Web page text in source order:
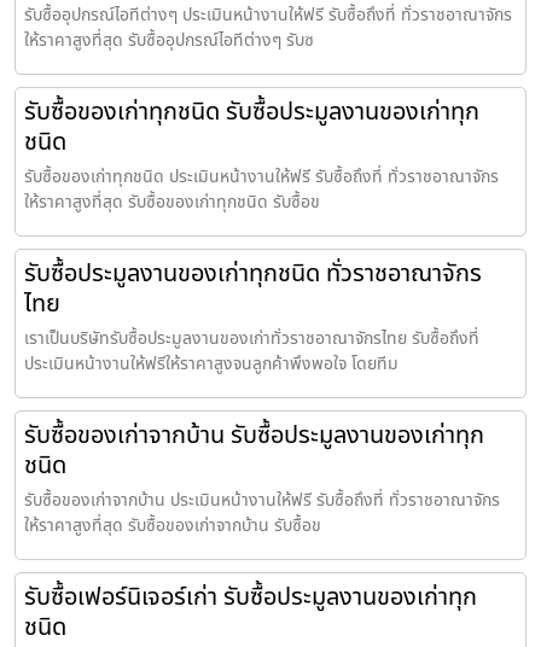
รับซื้ออุปกรณ์ไอทีต่างๆ ประเมินหน้างานให้ฟรี รับซื้อถึงที่ ทั่วราชอาณาจักร
ให้ราคาสูงที่สุด รับซื้ออุปกรณ์ไอทีต่างๆ รับซ
รับซื้อของเก่าทุกชนิด รับซื้อประมูลงานของเก่าทุก
ชนิด
รับซื้อของเก่าทุกชนิด ประเมินหน้างานให้ฟรี รับซื้อถึงที่ ทั่วราชอาณาจักร
ให้ราคาสูงที่สุด รับซื้อของเก่าทุกชนิด รับซื้อข
รับซื้อประมูลงานของเก่าทุกชนิด ทั่วราชอาณาจักร
ไทย
เราเป็นบริษัทรับซื้อประมูลงานของเก่าทั่วราชอาณาจักรไทย รับซื้อถึงที่
ประเมินหน้างานให้ฟรีให้ราคาสูงจนลูกค้าพึงพอใจ โดยทีม
รับซื้อของเก่าจากบ้าน รับซื้อประมูลงานของเก่าทุก
ชนิด
รับซื้อของเก่าจากบ้าน ประเมินหน้างานให้ฟรี รับซื้อถึงที่ ทั่วราชอาณาจักร
ให้ราคาสูงที่สุด รับซื้อของเก่าจากบ้าน รับซื้อข
รับซื้อเฟอร์นิเจอร์เก่า รับซื้อประมูลงานของเก่าทุก
ชนิด